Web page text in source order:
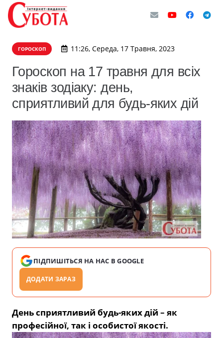
ГОРОСКОП 11:26, Середа, 17 Травня, 2023
Гороскоп на 17 травня для всіх
знаків зодіаку: день,
сприятливий для будь-яких дій
ПІДПИШІТЬСЯ НА НАС В GOOGLE
ДОДАТИ ЗАРАЗ
День сприятливий будь-яких дій – як
професійної, так і особистої якості.